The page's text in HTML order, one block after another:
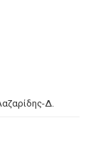
Δ.
, Νίκος